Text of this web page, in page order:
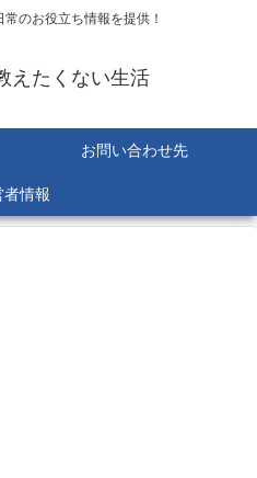
のお役立ち情報を提供！
えたくない生活
お問い合わせ先
者情報